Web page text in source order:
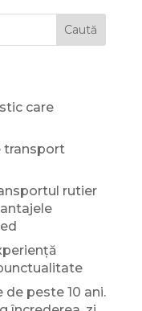
Caută
care
transport
rutier
peste 10 ani.